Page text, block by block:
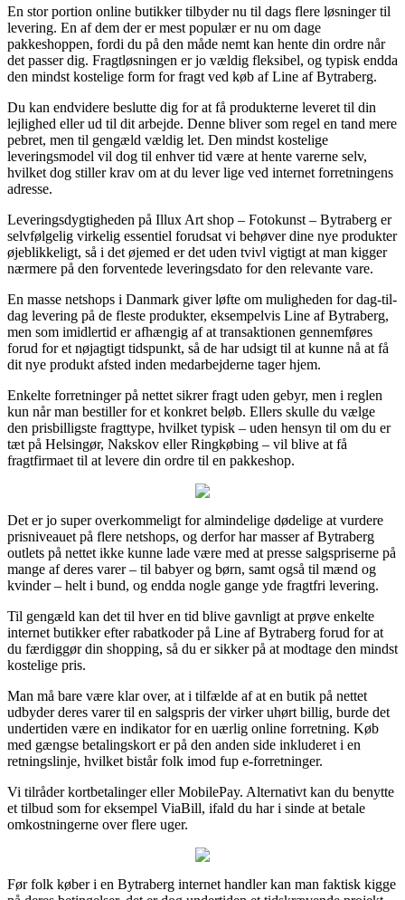
En stor portion online butikker tilbyder nu til dags flere løsninger til
levering. En af dem der er mest populær er nu om dage
pakkeshoppen, fordi du på den måde nemt kan hente din ordre når
det passer dig. Fragtløsningen er jo vældig fleksibel, og typisk endda
den mindst kostelige form for fragt ved køb af Line af Bytraberg.
Du kan endvidere beslutte dig for at få produkterne leveret til din
lejlighed eller ud til dit arbejde. Denne bliver som regel en tand mere
pebret, men til gengæld vældig let. Den mindst kostelige
leveringsmodel vil dog til enhver tid være at hente varerne selv,
hvilket dog stiller krav om at du lever lige ved internet forretningens
adresse.
Leveringsdygtigheden på Illux Art shop – Fotokunst – Bytraberg er
selvfølgelig virkelig essentiel forudsat vi behøver dine nye produkter
øjeblikkeligt, så i det øjemed er det uden tvivl vigtigt at man kigger
nærmere på den forventede leveringsdato for den relevante vare.
En masse netshops i Danmark giver løfte om muligheden for dag-til-
dag levering på de fleste produkter, eksempelvis Line af Bytraberg,
men som imidlertid er afhængig af at transaktionen gennemføres
forud for et nøjagtigt tidspunkt, så de har udsigt til at kunne nå at få
dit nye produkt afsted inden medarbejderne tager hjem.
Enkelte forretninger på nettet sikrer fragt uden gebyr, men i reglen
kun når man bestiller for et konkret beløb. Ellers skulle du vælge
den prisbilligste fragttype, hvilket typisk – uden hensyn til om du er
tæt på Helsingør, Nakskov eller Ringkøbing – vil blive at få
fragtfirmaet til at levere din ordre til en pakkeshop.
Det er jo super overkommeligt for almindelige dødelige at vurdere
prisniveauet på flere netshops, og derfor har masser af Bytraberg
outlets på nettet ikke kunne lade være med at presse salgspriserne på
mange af deres varer – til babyer og børn, samt også til mænd og
kvinder – helt i bund, og endda nogle gange yde fragtfri levering.
Til gengæld kan det til hver en tid blive gavnligt at prøve enkelte
internet butikker efter rabatkoder på Line af Bytraberg forud for at
du færdiggør din shopping, så du er sikker på at modtage den mindst
kostelige pris.
Man må bare være klar over, at i tilfælde af at en butik på nettet
udbyder deres varer til en salgspris der virker uhørt billig, burde det
undertiden være en indikator for en uærlig online forretning. Køb
med gængse betalingskort er på den anden side inkluderet i en
retningslinje, hvilket bistår folk imod fup e-forretninger.
Vi tilråder kortbetalinger eller MobilePay. Alternativt kan du benytte
et tilbud som for eksempel ViaBill, ifald du har i sinde at betale
omkostningerne over flere uger.
Før folk køber i en Bytraberg internet handler kan man faktisk kigge